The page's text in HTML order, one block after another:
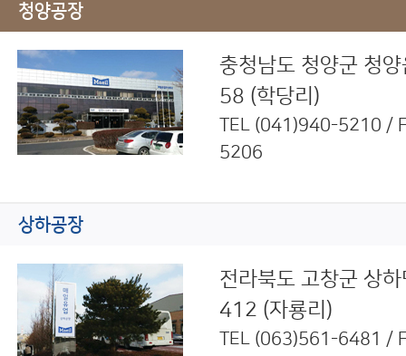
청양공장
충청남도 청양군 청
58 (학당리)
TEL (041)940-5210 /
5206
상하공장
전라북도 고창군 상
412 (자룡리)
TEL (063)561-6481 /